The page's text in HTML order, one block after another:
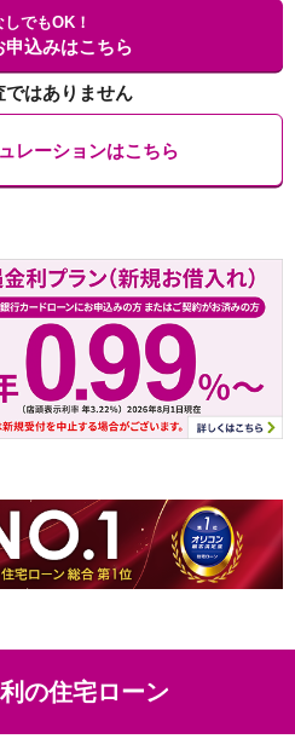
しでもOK！
申込みはこちら
はありません
レーションはこちら
の住宅ローン